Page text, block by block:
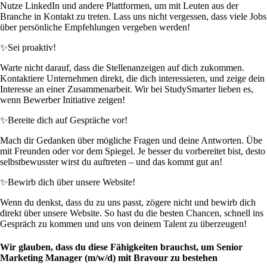
Nutze LinkedIn und andere Plattformen, um mit Leuten aus der
Branche in Kontakt zu treten. Lass uns nicht vergessen, dass viele Jobs
über persönliche Empfehlungen vergeben werden!
✨Sei proaktiv!
Warte nicht darauf, dass die Stellenanzeigen auf dich zukommen.
Kontaktiere Unternehmen direkt, die dich interessieren, und zeige dein
Interesse an einer Zusammenarbeit. Wir bei StudySmarter lieben es,
wenn Bewerber Initiative zeigen!
✨Bereite dich auf Gespräche vor!
Mach dir Gedanken über mögliche Fragen und deine Antworten. Übe
mit Freunden oder vor dem Spiegel. Je besser du vorbereitet bist, desto
selbstbewusster wirst du auftreten – und das kommt gut an!
✨Bewirb dich über unsere Website!
Wenn du denkst, dass du zu uns passt, zögere nicht und bewirb dich
direkt über unsere Website. So hast du die besten Chancen, schnell ins
Gespräch zu kommen und uns von deinem Talent zu überzeugen!
Wir glauben, dass du diese Fähigkeiten brauchst, um Senior
Marketing Manager (m/w/d) mit Bravour zu bestehen